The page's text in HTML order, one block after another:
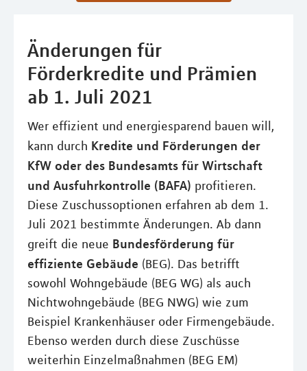
Änderungen für
Förderkredite und Prämien
ab 1. Juli 2021
Wer effizient und energiesparend bauen will,
kann durch Kredite und Förderungen der
KfW oder des Bundesamts für Wirtschaft
und Ausfuhrkontrolle (BAFA) profitieren.
Diese Zuschussoptionen erfahren ab dem 1.
Juli 2021 bestimmte Änderungen. Ab dann
greift die neue Bundesförderung für
effiziente Gebäude (BEG). Das betrifft
sowohl Wohngebäude (BEG WG) als auch
Nichtwohngebäude (BEG NWG) wie zum
Beispiel Krankenhäuser oder Firmengebäude.
Ebenso werden durch diese Zuschüsse
weiterhin Einzelmaßnahmen (BEG EM)